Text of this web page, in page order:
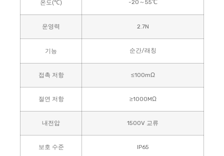
온도(℃) -20～55℃
운영력 2.7N
기능 순간/래칭
접촉 저항 ≤100mΩ
절연 저항 ≥1000MΩ
내전압 1500V 교류
보호 수준 IP65